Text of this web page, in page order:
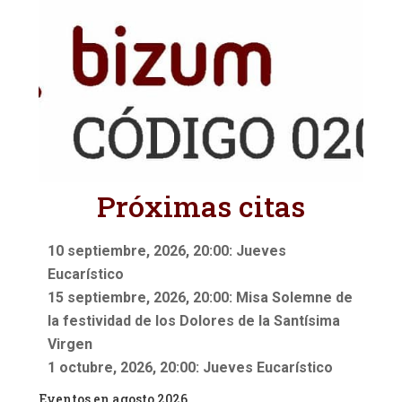
Próximas citas
10 septiembre, 2026, 20:00: Jueves
Eucarístico
15 septiembre, 2026, 20:00: Misa Solemne de
la festividad de los Dolores de la Santísima
Virgen
1 octubre, 2026, 20:00: Jueves Eucarístico